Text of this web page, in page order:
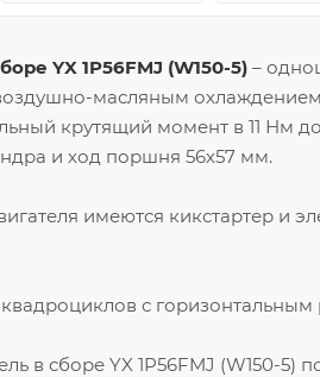
YX 1P56FMJ (W150-5) –
масляным
крутящий момент в 11 Нм
и ход поршня 56х57 мм.
имеются кикстартер и
с
в сборе YX 1P56FMJ (W150-